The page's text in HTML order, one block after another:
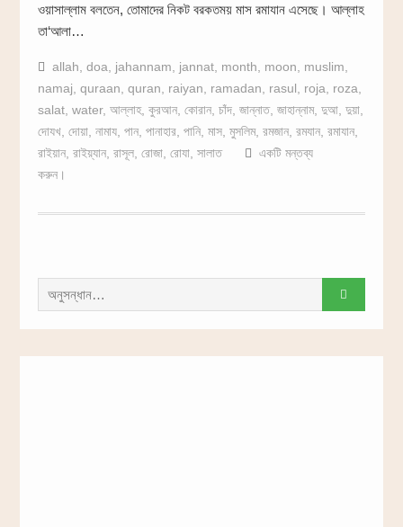
ওয়াসাল্লাম বলতেন, তোমাদের নিকট বরকতময় মাস রমাযান এসেছে। আল্লাহ
তা‘আলা…
allah doa jahannam jannat, month moon muslim
namaj quraan quran raiyan ramadan rasul roja roza
salat, water, আল্লাহ, কুরআন, কোরান, চাঁদ, জান্নাত, জাহান্নাম, দুআ, দুয়া,
দোযখ, দোয়া, নামায, পান, পানাহার, পানি, মাস, মুসলিম, রমজান, রমযান, রমাযান,
রাইয়ান, রাইয়্যান, রাসূল, রোজা, রোযা, সালাত
একটি মন্তব্য
করুন।
করাঃ